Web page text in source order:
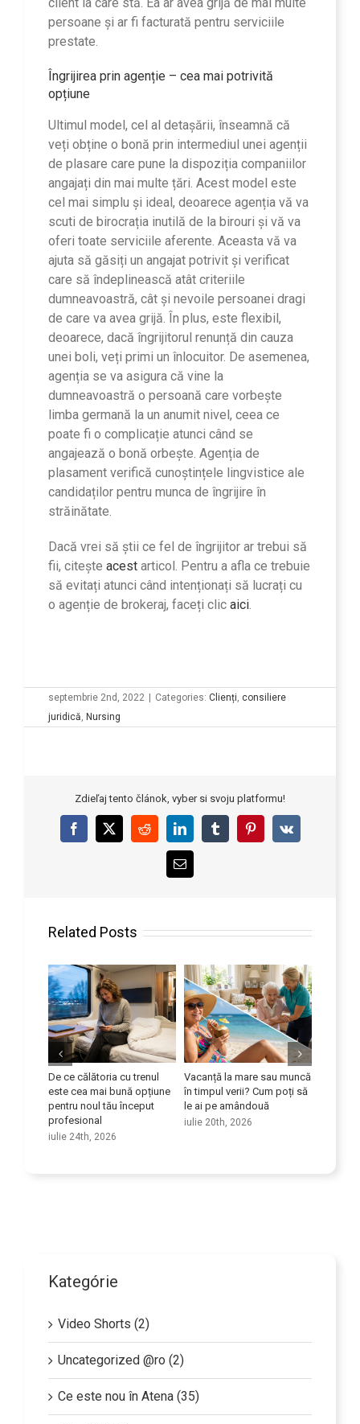
persoane și ar fi facturată pentru serviciile
prestate.
Îngrijirea prin agenție – cea mai potrivită
opțiune
Ultimul model, cel al detașării, înseamnă că
veți obține o bonă prin intermediul unei agenții
de plasare care pune la dispoziția companiilor
angajați din mai multe țări. Acest model este
cel mai simplu și ideal, deoarece agenția vă va
scuti de birocrația inutilă de la birouri și vă va
oferi toate serviciile aferente. Aceasta vă va
ajuta să găsiți un angajat potrivit și verificat
care să îndeplinească atât criteriile
dumneavoastră, cât și nevoile persoanei dragi
de care va avea grijă. În plus, este flexibil,
deoarece, dacă îngrijitorul renunță din cauza
unei boli, veți primi un înlocuitor. De asemenea,
agenția se va asigura că vine la
dumneavoastră o persoană care vorbește
limba germană la un anumit nivel, ceea ce
poate fi o complicație atunci când se
angajează o bonă orbește. Agenția de
plasament verifică cunoștințele lingvistice ale
candidaților pentru munca de îngrijire în
străinătate.
Dacă vrei să știi ce fel de îngrijitor ar trebui să
fii, citește acest articol. Pentru a afla ce trebuie
să evitați atunci când intenționați să lucrați cu
o agenție de brokeraj, faceți clic aici.
septembrie 2nd, 2022 Categories: Clienți, consiliere
juridică, Nursing
Zdieľaj tento článok, vyber si svoju platformu!
Facebook
X RedditLinkedInTumblrPinterest
Vk
Email
Related Posts
De ce călătoria cu trenul
este cea mai bună opțiune
pentru noul tău început
profesional
iulie 24th, 2026
Vacanță la mare sau muncă
în timpul verii? Cum poți să
le ai pe amândouă
iulie 20th, 2026
Kategórie
Video Shorts (2)
Uncategorized @ro (2)
Ce este nou în Atena (35)